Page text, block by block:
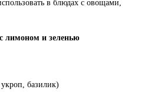
в блюдах с овощами,
лимоном и зеленью
базилик)